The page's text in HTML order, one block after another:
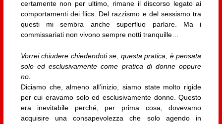
certamente non per ultimo, rimane il discorso legato ai
comportamenti dei flics. Del razzismo e del sessismo tra
questi mi sembra anche superfluo parlare. Ma i
commissariati non vivono sempre notti tranquille…
Vorrei chiudere chiedendoti se, questa pratica, è pensata
solo ed esclusivamente come pratica di donne oppure
no.
Diciamo che, almeno all’inizio, siamo state molto rigide
per cui eravamo solo ed esclusivamente donne. Questo
era inevitabile perché, per prima cosa, dovevamo
acquisire una consapevolezza che solo agendo in